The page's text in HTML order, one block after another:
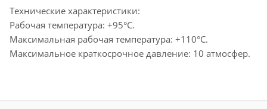
Технические характеристики:
Рабочая температура: +95°С.
Максимальная рабочая температура: +110°С.
Максимальное краткосрочное давление: 10 атмосфер.